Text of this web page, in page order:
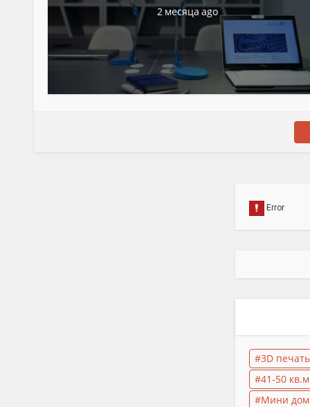
2 месяца ago
3D печать
41-50
Мини